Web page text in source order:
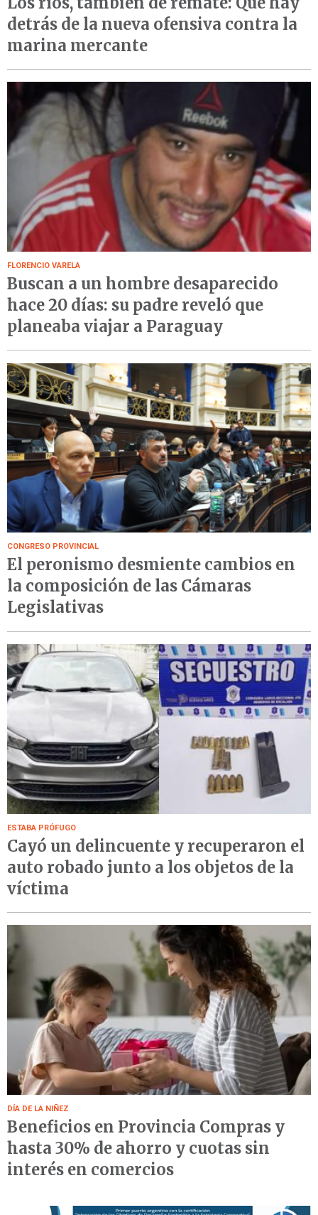
detrás de la nueva ofensiva contra la
marina mercante
FLORENCIO VARELA
Buscan a un hombre desaparecido
hace 20 días: su padre reveló que
planeaba viajar a Paraguay
CONGRESO PROVINCIAL
El peronismo desmiente cambios en
la composición de las Cámaras
Legislativas
ESTABA PRÓFUGO
Cayó un delincuente y recuperaron el
auto robado junto a los objetos de la
víctima
DÍA DE LA NIÑEZ
Beneficios en Provincia Compras y
hasta 30% de ahorro y cuotas sin
interés en comercios